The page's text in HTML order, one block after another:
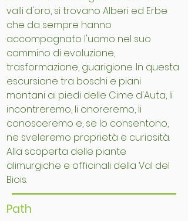
valli d'oro, si trovano Alberi ed Erbe
che da sempre hanno
accompagnato l'uomo nel suo
cammino di evoluzione,
trasformazione, guarigione. In questa
escursione tra boschi e piani
montani ai piedi delle Cime d'Auta, li
incontreremo, li onoreremo, li
conosceremo e, se lo consentono,
ne sveleremo proprietà e curiosità.
Alla scoperta delle piante
alimurgiche e officinali della Val del
Biois.
Path